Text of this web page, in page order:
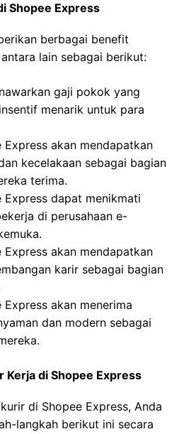
Shopee Express
berbagai benefit
lain sebagai berikut:
gaji pokok yang
menarik untuk para
Express akan mendapatkan
kecelakaan sebagai bagian
terima.
Express dapat menikmati
di perusahaan e-
Express akan mendapatkan
karir sebagai bagian
akan menerima
dan modern sebagai
Kerja di Shopee Express
di Shopee Express, Anda
langkah berikut ini secara